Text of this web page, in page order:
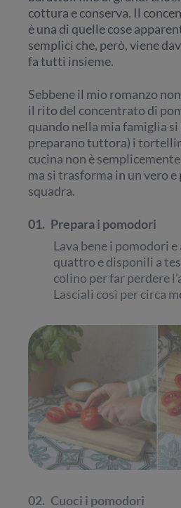
cottura e conserva. Il
è una di quelle cose
semplici che, però, viene
fa tutti insieme.
Sebbene il mio romanzo
il rito del concentrato di
quando nella mia famiglia si
preparano tuttora) i
cucina non è
ma si trasforma in un vero
squadra.
01. Prepara i pomodori
Lava bene i pomodori
quattro e disponili a
colino per far perdere
Lasciali così per circa
02. Cuoci i pomodori